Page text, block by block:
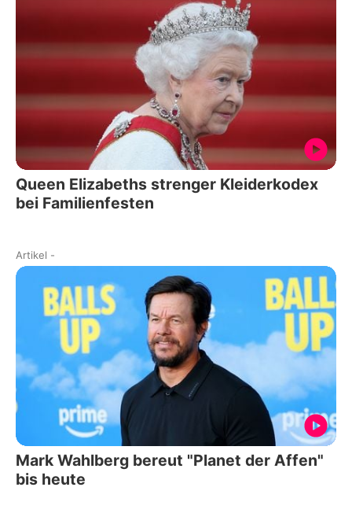
Queen Elizabeths strenger Kleiderkodex
bei Familienfesten
Artikel -
Mark Wahlberg bereut "Planet der Affen"
bis heute